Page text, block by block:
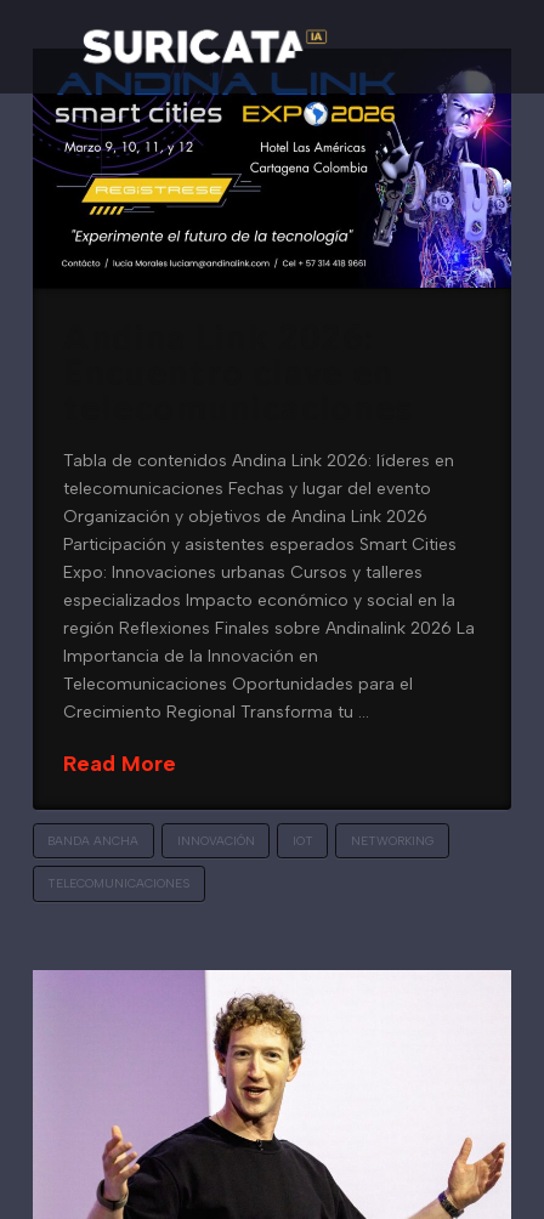
Tabla de contenidos Andina Link 2026: líderes en
telecomunicaciones Fechas y lugar del evento
Organización y objetivos de Andina Link 2026
Participación y asistentes esperados Smart Cities
Expo: Innovaciones urbanas Cursos y talleres
especializados Impacto económico y social en la
región Reflexiones Finales sobre Andinalink 2026 La
Importancia de la Innovación en
Telecomunicaciones Oportunidades para el
Crecimiento Regional Transforma tu …
Read More
BANDA ANCHA INNOVACIÓN IOT NETWORKING
TELECOMUNICACIONES